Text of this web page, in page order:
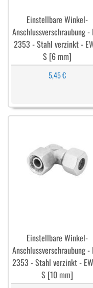
Einstellbare Winkel-
Anschlussverschraubung -
2353 - Stahl verzinkt -
S [6 mm]
5,45 €
Einstellbare Winkel-
Anschlussverschraubung -
2353 - Stahl verzinkt -
S [10 mm]